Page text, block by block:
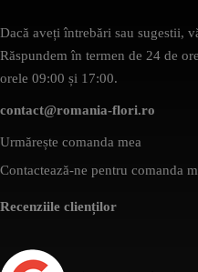
Dacă aveți întrebări sau sugestii,
Răspundem în termen de 24 de
orele 09:00 și 17:00.
contact@romania-flori.ro
Urmărește comanda mea
Contactează-ne pentru comanda
Recenziile clienților